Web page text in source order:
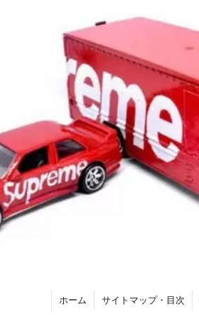
ホーム サイトマップ・目次